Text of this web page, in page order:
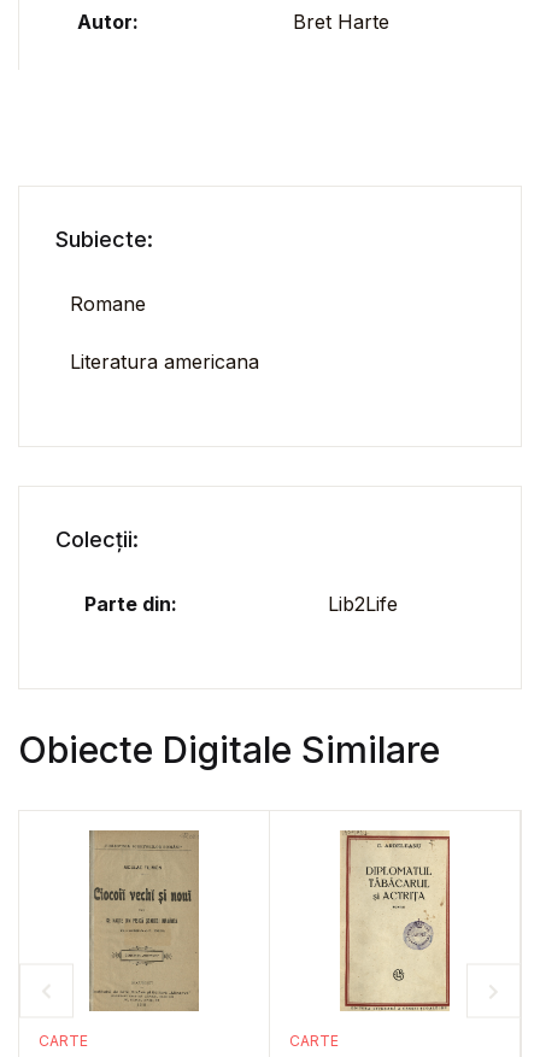
Autor: Bret Harte
Subiecte:
Romane
Literatura americana
Colecții:
Parte din: Lib2Life
Obiecte Digitale Similare
CARTE CARTE